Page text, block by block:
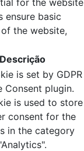
ensure basic
the website,
Descrição
is set by GDPR
Consent plugin.
is used to store
consent for the
in the category